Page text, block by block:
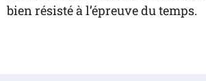
bien résisté à l’épreuve du temps.